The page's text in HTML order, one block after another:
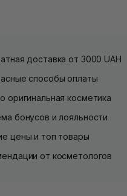
доставка от 3000 UAH
способы оплаты
оригинальная косметика
бонусов и лояльности
цены и топ товары
от косметологов